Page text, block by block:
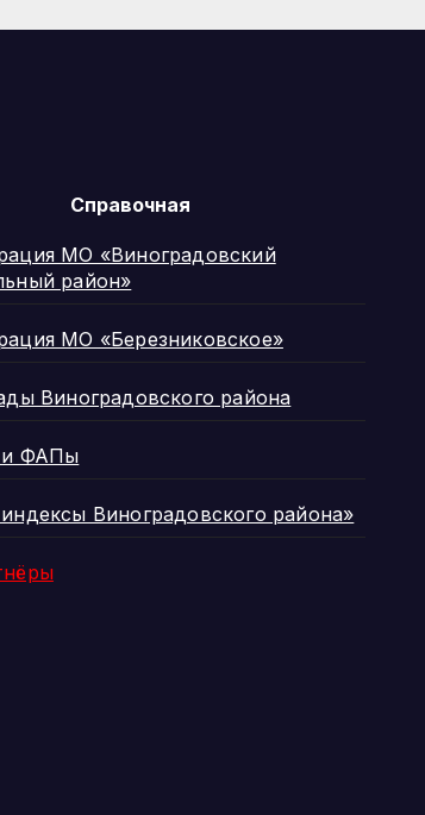
молодоженов»
Справочная
МО «Виноградовский
район»
МО «Березниковское»
Виноградовского района
и ФАПы
Виноградовского района»